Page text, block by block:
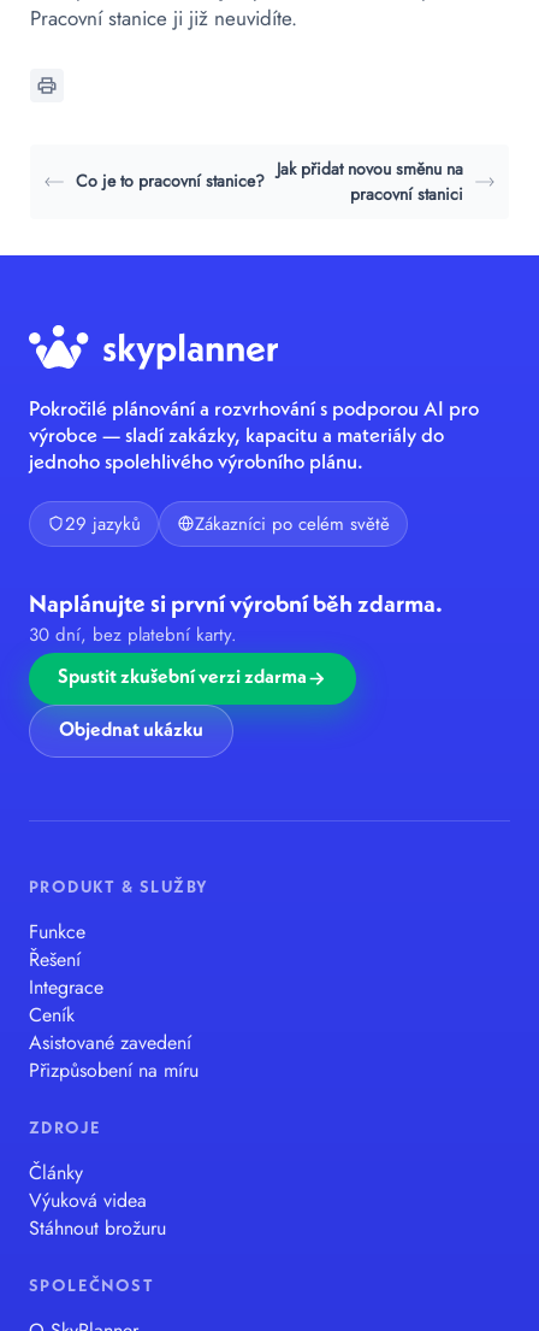
Pracovní stanice ji již neuvidíte.
Co je to pracovní stanice?
Jak přidat novou směnu na
pracovní stanici
Pokročilé plánování a rozvrhování s podporou AI pro
výrobce — sladí zakázky, kapacitu a materiály do
jednoho spolehlivého výrobního plánu.
29 jazyků Zákazníci po celém světě
Naplánujte si první výrobní běh zdarma.
30 dní, bez platební karty.
Spustit zkušební verzi zdarma
Objednat ukázku
PRODUKT & SLUŽBY
Funkce
Řešení
Integrace
Ceník
Asistované zavedení
Přizpůsobení na míru
ZDROJE
Články
Výuková videa
Stáhnout brožuru
SPOLEČNOST